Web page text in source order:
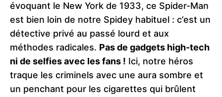
évoquant le New York de 1933, ce Spider-Man
est bien loin de notre Spidey habituel : c’est un
détective privé au passé lourd et aux
méthodes radicales. Pas de gadgets high-tech
ni de selfies avec les fans ! Ici, notre héros
traque les criminels avec une aura sombre et
un penchant pour les cigarettes qui brûlent